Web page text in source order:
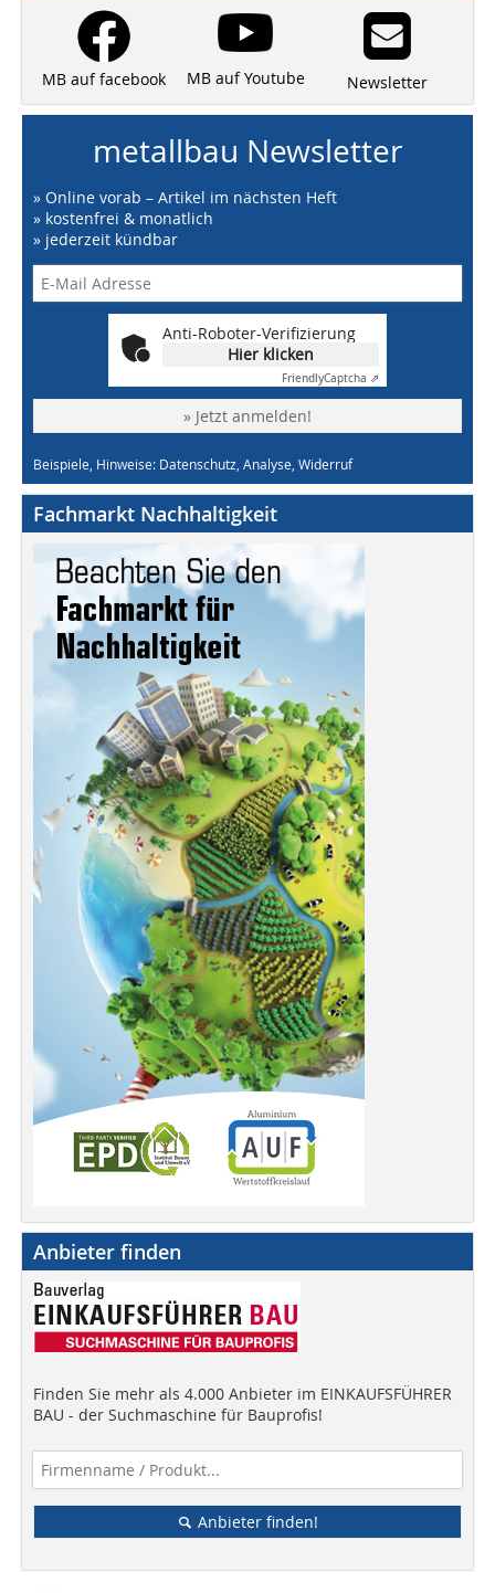
MB auf facebook MB auf Youtube Newsletter
metallbau Newsletter
» Online vorab – Artikel im nächsten Heft
» kostenfrei & monatlich
» jederzeit kündbar
Anti-Roboter-Verifizierung
Hier klicken
FriendlyCaptcha ⇗
» Jetzt anmelden!
Beispiele, Hinweise: Datenschutz, Analyse, Widerruf
Fachmarkt Nachhaltigkeit
Anbieter finden
Finden Sie mehr als 4.000 Anbieter im EINKAUFSFÜHRER
BAU - der Suchmaschine für Bauprofis!
Anbieter finden!